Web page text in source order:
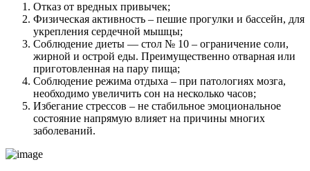
Отказ от вредных привычек;
Физическая активность – пешие прогулки и бассейн, для
укрепления сердечной мышцы;
Соблюдение диеты — стол № 10 – ограничение соли,
жирной и острой еды. Преимущественно отварная или
приготовленная на пару пища;
Соблюдение режима отдыха – при патологиях мозга,
необходимо увеличить сон на несколько часов;
Избегание стрессов – не стабильное эмоциональное
состояние напрямую влияет на причины многих
заболеваний.